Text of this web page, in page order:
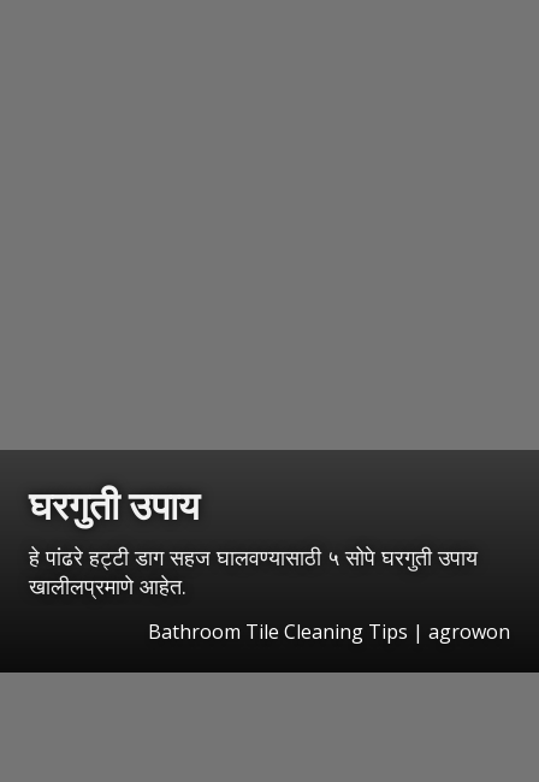
घरगुती उपाय
हे पांढरे हट्टी डाग सहज घालवण्यासाठी ५ सोपे घरगुती उपाय
खालीलप्रमाणे आहेत.
Bathroom Tile Cleaning Tips | agrowon